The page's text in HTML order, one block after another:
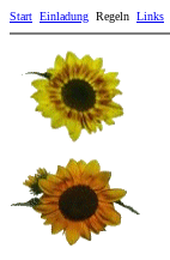
Start Einladung Regeln Links